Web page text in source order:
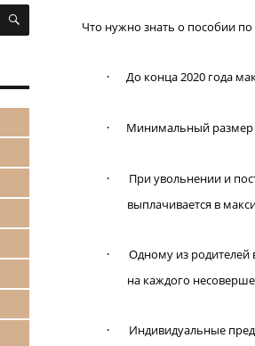
Что нужно знать о пособии
· До конца 2020 года
· Минимальный размер
·
При увольнении и
выплачивается в
·
Одному из родителей
на каждого
·
Индивидуальные
ПОИСК